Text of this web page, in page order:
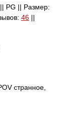
PG || Размер:
46 ||
странное,